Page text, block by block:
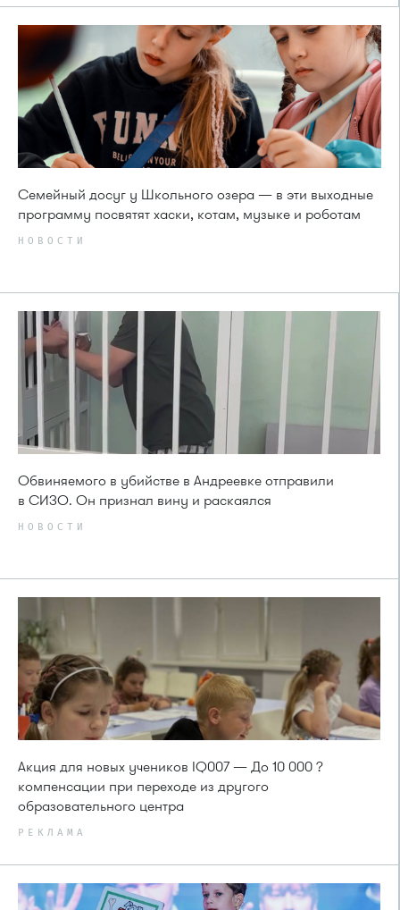
Семейный досуг у Школьного озера — в эти выходные
программу посвятят хаски, котам, музыке и роботам
НОВОСТИ
Обвиняемого в убийстве в Андреевке отправили
в СИЗО. Он признал вину и раскаялся
НОВОСТИ
Акция для новых учеников IQ007 — До 10 000 ?
компенсации при переходе из другого
образовательного центра
РЕКЛАМА